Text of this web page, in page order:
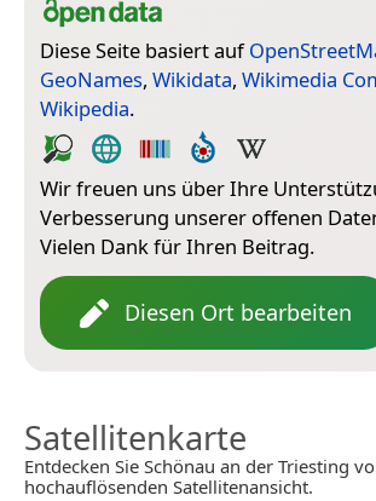
Diese Seite basiert auf
GeoNames, Wikidata, Wikimedia
Wikipedia.
Wir freuen uns über Ihre
Verbesserung unserer offenen
Vielen Dank für Ihren Beitrag.
Diesen Ort bearbeiten
Satellitenkarte
Entdecken Sie Schönau an der Triesting
hochauflösenden Satellitenansicht.